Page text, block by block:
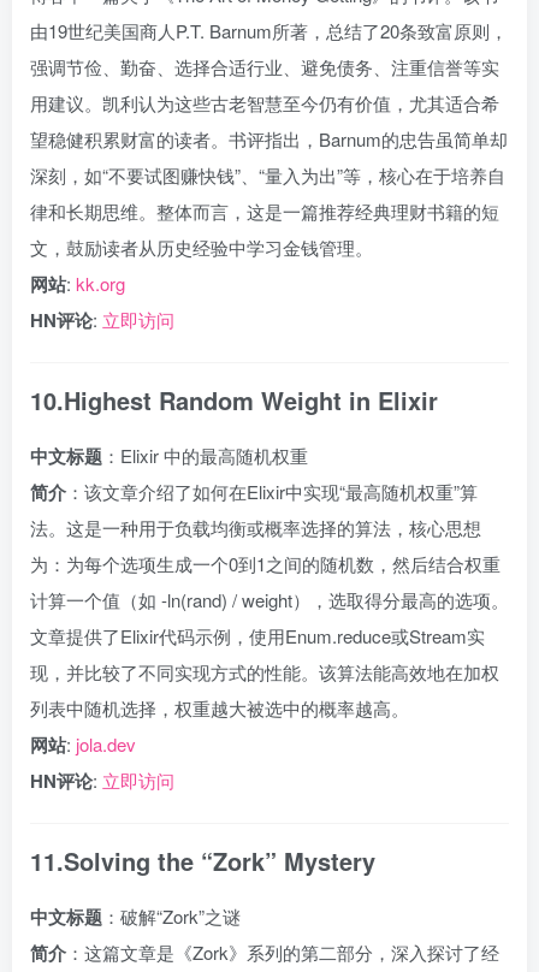
由19世纪美国商人P.T. Barnum所著，总结了20条致富原则，
强调节俭、勤奋、选择合适行业、避免债务、注重信誉等实
用建议。凯利认为这些古老智慧至今仍有价值，尤其适合希
望稳健积累财富的读者。书评指出，Barnum的忠告虽简单却
深刻，如“不要试图赚快钱”、“量入为出”等，核心在于培养自
律和长期思维。整体而言，这是一篇推荐经典理财书籍的短
文，鼓励读者从历史经验中学习金钱管理。
网站: kk.org
HN评论: 立即访问
10.Highest Random Weight in Elixir
中文标题 ：Elixir 中的最高随机权重
简介 ：该文章介绍了如何在Elixir中实现“最高随机权重”算
法。这是一种用于负载均衡或概率选择的算法，核心思想
为：为每个选项生成一个0到1之间的随机数，然后结合权重
计算一个值（如 -ln(rand) / weight），选取得分最高的选项。
文章提供了Elixir代码示例，使用Enum.reduce或Stream实
现，并比较了不同实现方式的性能。该算法能高效地在加权
列表中随机选择，权重越大被选中的概率越高。
网站: jola.dev
HN评论: 立即访问
11.Solving the “Zork” Mystery
中文标题 ：破解“Zork”之谜
简介 ：这篇文章是《Zork》系列的第二部分，深入探讨了经